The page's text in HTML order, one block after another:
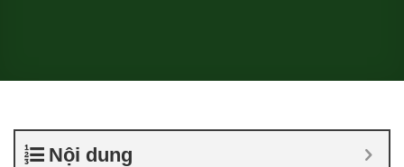
Nội dung